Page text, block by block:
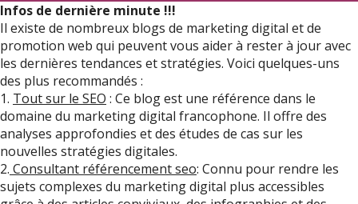
Infos de dernière minute !!!
Il existe de nombreux blogs de marketing digital et de
promotion web qui peuvent vous aider à rester à jour avec
les dernières tendances et stratégies. Voici quelques-uns
des plus recommandés :
1. Tout sur le SEO : Ce blog est une référence dans le
domaine du marketing digital francophone. Il offre des
analyses approfondies et des études de cas sur les
nouvelles stratégies digitales.
2. Consultant référencement seo: Connu pour rendre les
sujets complexes du marketing digital plus accessibles